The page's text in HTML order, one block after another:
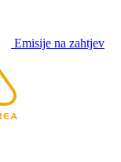
Emisije na zahtjev